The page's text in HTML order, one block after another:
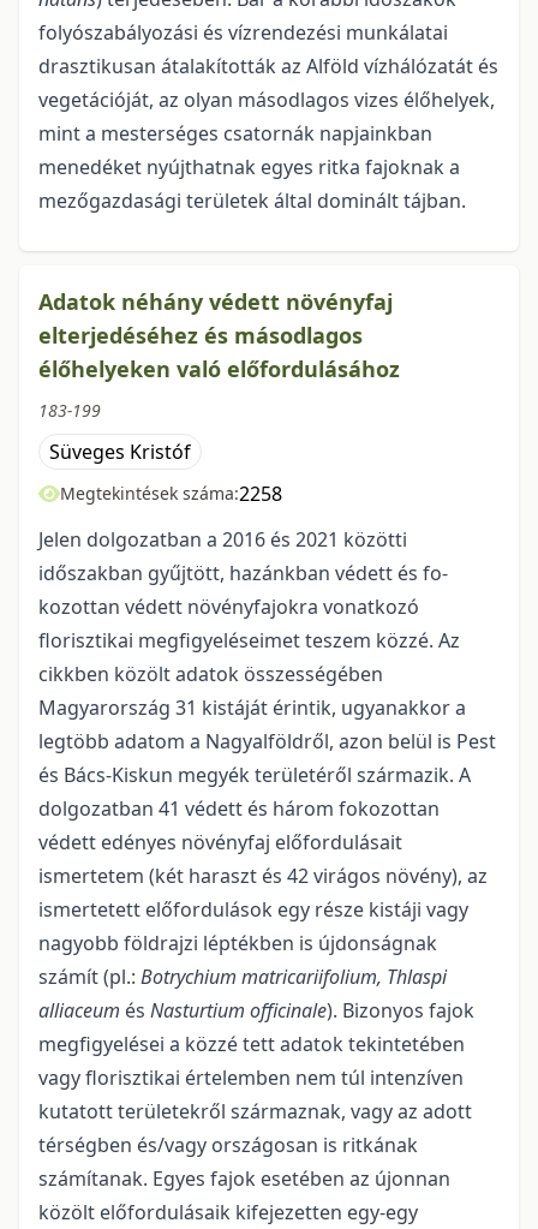
folyósza­bályozási és vízrendezési munkálatai
drasztikusan átalakították az Alföld vízhálózatát és
vegetációját, az olyan másodlagos vizes élőhelyek,
mint a mesterséges csatornák napjainkban
menedéket nyújthat­nak egyes ritka fajoknak a
mezőgazdasági területek által dominált tájban.
Adatok néhány védett növényfaj
elterjedéséhez és másodlagos
élőhelyeken való előfordulásához
183-199
Süveges Kristóf
Megtekintések száma:2258
Jelen dolgozatban a 2016 és 2021 közötti
időszakban gyűjtött, hazánkban védett és fo­
kozottan védett növényfajokra vonatkozó
florisztikai megfigyeléseimet teszem közzé. Az
cikkben köz­ölt adatok összességében
Magyarország 31 kistáját érintik, ugyanakkor a
legtöbb adatom a Nagyalföld­ről, azon belül is Pest
és Bács-Kiskun megyék területéről származik. A
dolgozatban 41 védett és három foko­zottan
védett edényes növényfaj előfordulásait
ismertetem (két haraszt és 42 virágos növény), az
ismer­tetett előfordulások egy része kistáji vagy
nagyobb földrajzi léptékben is újdonságnak
számít (pl.: Bot­rychium matricariifolium, Thlaspi
alliaceum és Nasturtium officinale). Bizonyos fajok
megfigyelései a közzé tett adatok tekintetében
vagy florisztikai értelemben nem túl intenzíven
kutatott területekről szár­maznak, vagy az adott
térségben és/vagy országosan is ritkának
számítanak. Egyes fajok esetében az újonnan
közölt előfordulásaik kifejezetten egy-egy